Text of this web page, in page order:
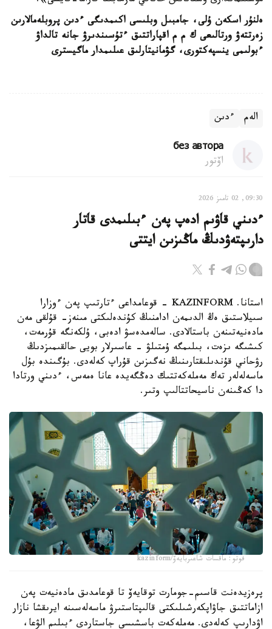
ەلنۇر اسكەن ۇلى، جامبىل وبلىسى اكىمدىگى ءدىن پروبلەمالارىن
زەرتتەۋ ورتالىعى ك م م اقپاراتتىق ءتۇسىندىرۋ جانە تالداۋ
ءبولىمى ينسپەكتورى، گۋمانيتارلىق عىلىمدار ماگيسترى
الەم ءدىن
без автора
اۆتور
09:30, 02 تامىز 2026
ءدىني قاۋىم ادەپ پەن ءبىلىمدى قاتار
دارىپتەۋدىڭ ماڭىزىن ايتتى
استانا. KAZINFORM - قوعامداعى ءتارتىپ پەن ءوزارا
سىيلاستىق ەڭ الدىمەن ادامنىڭ كۇندەلىكتى مىنەز- قۇلقى مەن
مادەنيەتىنەن باستالادى. سالەمدەسۋ ادەبى، ۇلكەنگە قۇرمەت،
كىشىگە ىزەت، بىلىمگە ۇمتىلۋ - عاسىرلار بويى حالقىمىزدىڭ
رۋحاني قۇندىلىقتارىنىڭ نەگىزىن قۇراپ كەلەدى. بۇگىندە بۇل
ماسەلەلەر تەك مەملەكەتتىك دەڭگەيدە عانا ەمەس، ءدىني ورتادا
دا كەڭىنەن ناسيحاتتالىپ وتىر.
فوتو: ماقسات شاعىربايەۆ/kazinform
پرەزيدەنت قاسىم-جومارت توقايەۆ تا قوعامدىق مادەنيەت پەن
ازاماتتىق جاۋاپكەرشىلىكتى قالىپتاستىرۋ ماسەلەسىنە ايرىقشا نازار
اۋدارىپ كەلەدى. مەملەكەت باسشىسى جاستاردى ءبىلىم الۋعا،